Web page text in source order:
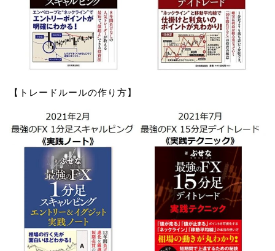
【トレードルールの作り方】